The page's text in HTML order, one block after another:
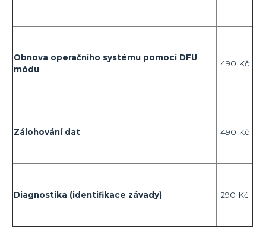
Obnova operačního systému pomocí DFU
módu
490 Kč
Zálohování dat 490 Kč
Diagnostika (identifikace závady) 290 Kč